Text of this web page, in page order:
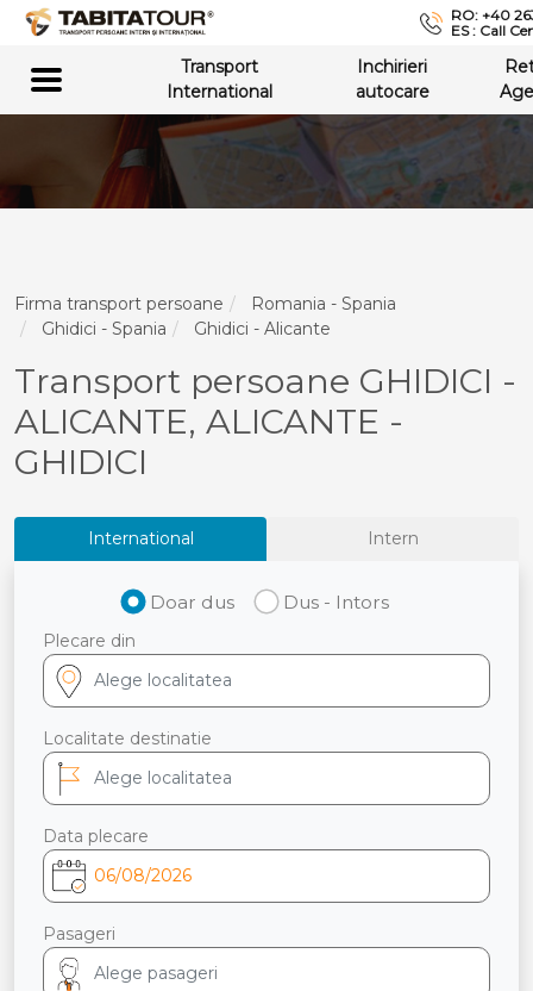
RO: +40
ES : Call
Transport
International
Inchirieri
autocare
Firma transport persoane
Romania - Spania
Ghidici - Spania
Ghidici - Alicante
Transport persoane GHIDICI -
ALICANTE, ALICANTE -
GHIDICI
International Intern
Doar dus Dus - Intors
Plecare din
Localitate destinatie
Data plecare
Pasageri